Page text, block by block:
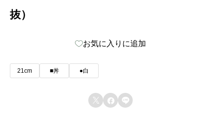
抜）
お気に入りに追加
21cm ■丼 ●白
  